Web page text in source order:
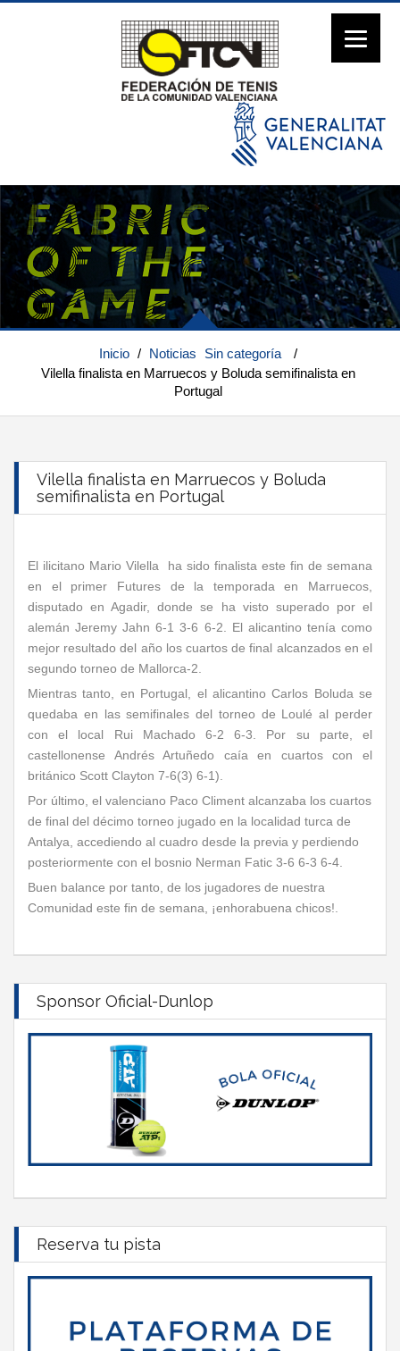
Inicio / Noticias Sin categoría
/
Vilella finalista en Marruecos y Boluda semifinalista en
Portugal
Vilella finalista en Marruecos y Boluda
semifinalista en Portugal
El ilicitano Mario Vilella ha sido finalista este fin de semana
en el primer Futures de la temporada en Marruecos,
disputado en Agadir, donde se ha visto superado por el
alemán Jeremy Jahn 6-1 3-6 6-2. El alicantino tenía como
mejor resultado del año los cuartos de final alcanzados en el
segundo torneo de Mallorca-2.
Mientras tanto, en Portugal, el alicantino Carlos Boluda se
quedaba en las semifinales del torneo de Loulé al perder
con el local Rui Machado 6-2 6-3. Por su parte, el
castellonense Andrés Artuñedo caía en cuartos con el
británico Scott Clayton 7-6(3) 6-1).
Por último, el valenciano Paco Climent alcanzaba los cuartos
de final del décimo torneo jugado en la localidad turca de
Antalya, accediendo al cuadro desde la previa y perdiendo
posteriormente con el bosnio Nerman Fatic 3-6 6-3 6-4.
Buen balance por tanto, de los jugadores de nuestra
Comunidad este fin de semana, ¡enhorabuena chicos!.
Sponsor Oficial-Dunlop
Reserva tu pista